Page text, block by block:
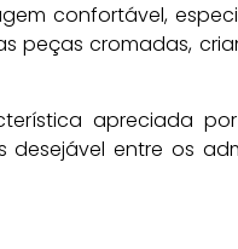
confortável,
peças cromadas,
apreciada
entre os